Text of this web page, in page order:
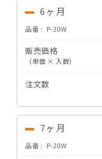
6ヶ月
品番 P-20W
販売価格
（単価 × 入数）
注文数
7ヶ月
品番 P-20W